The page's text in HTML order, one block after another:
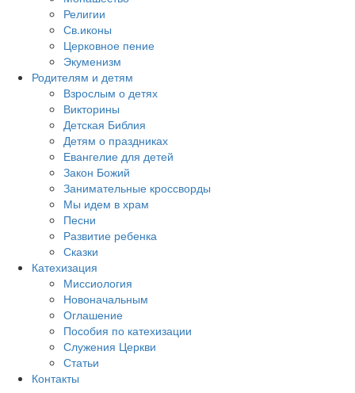
Религии
Св.иконы
Церковное пение
Экуменизм
Родителям и детям
Взрослым о детях
Викторины
Детская Библия
Детям о праздниках
Евангелие для детей
Закон Божий
Занимательные кроссворды
Мы идем в храм
Песни
Развитие ребенка
Сказки
Катехизация
Миссиология
Новоначальным
Оглашение
Пособия по катехизации
Служения Церкви
Статьи
Контакты